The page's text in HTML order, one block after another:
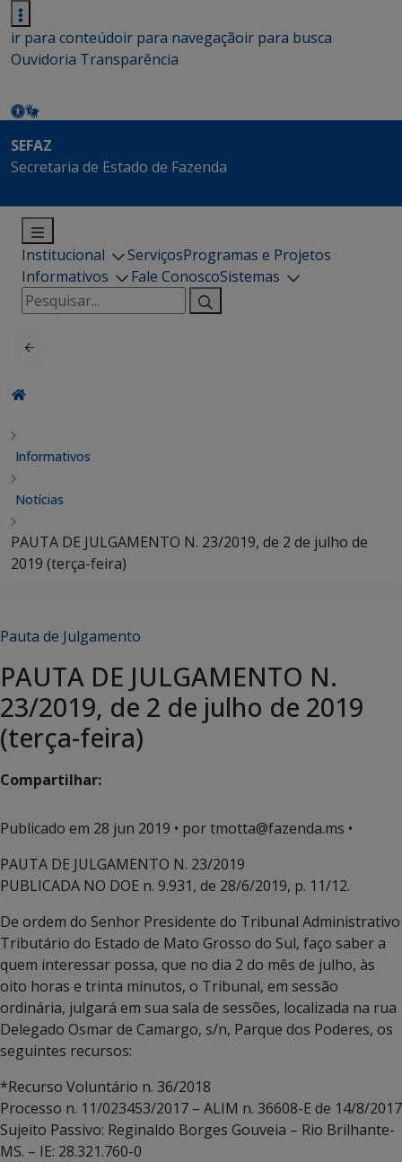
ir para conteúdoir para navegaçãoir para busca
Ouvidoria Transparência
SEFAZ
Secretaria de Estado de Fazenda
Institucional ServiçosProgramas e Projetos
Informativos
Fale ConoscoSistemas
Pesquisar
por:
Informativos
Notícias
PAUTA DE JULGAMENTO N. 23/2019, de 2 de julho de
2019 (terça-feira)
Pauta de Julgamento
PAUTA DE JULGAMENTO N.
23/2019, de 2 de julho de 2019
(terça-feira)
Compartilhar:
Publicado em 28 jun 2019 • por tmotta@fazenda.ms •
PAUTA DE JULGAMENTO N. 23/2019
PUBLICADA NO DOE n. 9.931, de 28/6/2019, p. 11/12.
De ordem do Senhor Presidente do Tribunal Administrativo
Tributário do Estado de Mato Grosso do Sul, faço saber a
quem interessar possa, que no dia 2 do mês de julho, às
oito horas e trinta minutos, o Tribunal, em sessão
ordinária, julgará em sua sala de sessões, localizada na rua
Delegado Osmar de Camargo, s/n, Parque dos Poderes, os
seguintes recursos:
*Recurso Voluntário n. 36/2018
Processo n. 11/023453/2017 – ALIM n. 36608-E de 14/8/2017
Sujeito Passivo: Reginaldo Borges Gouveia – Rio Brilhante-
MS. – IE: 28.321.760-0